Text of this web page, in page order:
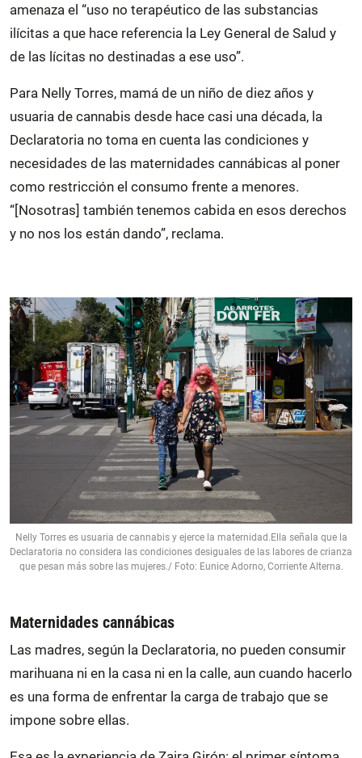
amenaza el “uso no terapéutico de las substancias
ilícitas a que hace referencia la Ley General de Salud y
de las lícitas no destinadas a ese uso”.
Para Nelly Torres, mamá de un niño de diez años y
usuaria de cannabis desde hace casi una década, la
Declaratoria no toma en cuenta las condiciones y
necesidades de las maternidades cannábicas al poner
como restricción el consumo frente a menores.
“[Nosotras] también tenemos cabida en esos derechos
y no nos los están dando”, reclama.
Nelly Torres es usuaria de cannabis y ejerce la maternidad.Ella señala que la
Declaratoria no considera las condiciones desiguales de las labores de crianza
que pesan más sobre las mujeres./ Foto: Eunice Adorno, Corriente Alterna.
Maternidades cannábicas
Las madres, según la Declaratoria, no pueden consumir
marihuana ni en la casa ni en la calle, aun cuando hacerlo
es una forma de enfrentar la carga de trabajo que se
impone sobre ellas.